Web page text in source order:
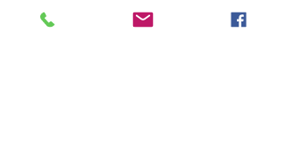
1fachWein verkosten